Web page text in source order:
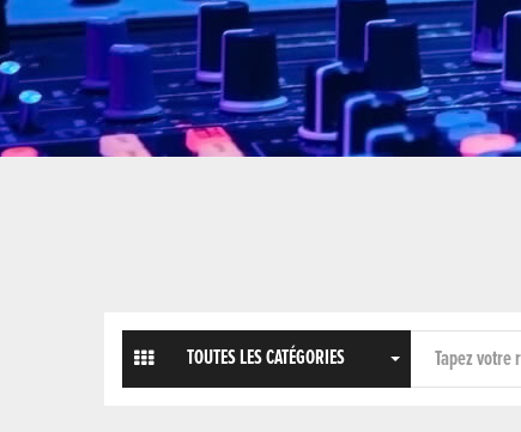
TOUTES LES CATÉGORIES